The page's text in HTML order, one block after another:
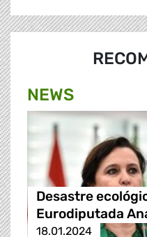
NEWS
Desastre
Eurodiputada
18.01.2024